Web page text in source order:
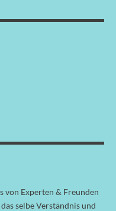
von Experten & Freunden
selbe Verständnis und